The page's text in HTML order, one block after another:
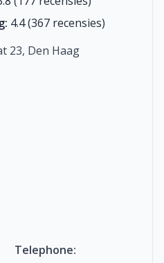
4.4 (367 recensies)
23, Den Haag
Telephone: